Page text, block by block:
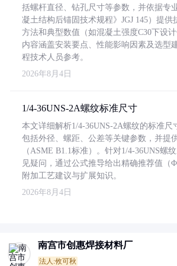
括螺杆直径、钻孔尺寸等参数，并依据专
凝土结构后锚固技术规程》JGJ 145）提供
方法和典型数值（如混凝土强度C30下设计
内容涵盖安装要点、性能影响因素及选型
程技术人员参考。
2026年8月4日
1/4-36UNS-2A螺纹标准尺寸
本文详细解析1/4-36UNS-2A螺纹的标准尺
包括外径、螺距、公差等关键参数，并提
（ASME B1.1标准）。针对1/4-36UNS螺
见疑问，通过公式推导给出精确推荐值（
附加工艺建议与扩展知识。
2026年8月4日
南宫市创惠焊接材料厂
法人:攸可秋